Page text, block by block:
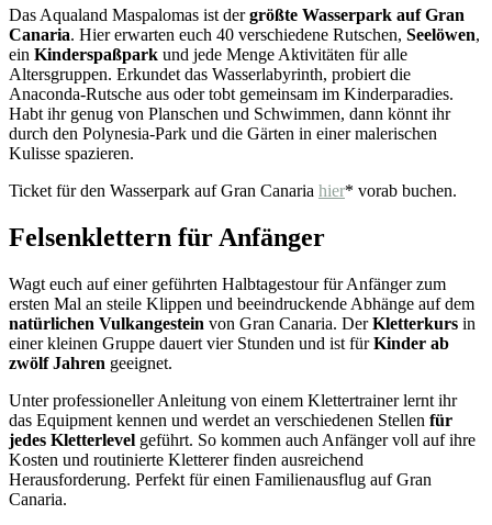
Das Aqualand Maspalomas ist dergrößte Wasserpark auf Gran
Canaria. Hier erwarten euch 40 verschiedene Rutschen, Seelöwen,
ein Kinderspaßpark und jede Menge Aktivitäten für alle
Altersgruppen. Erkundet das Wasserlabyrinth, probiert die
Anaconda-Rutsche aus oder tobt gemeinsam im Kinderparadies.
Habt ihr genug von Planschen und Schwimmen, dann könnt ihr
durch den Polynesia-Park und die Gärten in einer malerischen
Kulisse spazieren.
Ticket für den Wasserpark auf Gran Canaria hier* vorab buchen.
Felsenklettern für Anfänger
Wagt euch auf einer geführten Halbtagestour für Anfänger zum
ersten Mal an steile Klippen und beeindruckende Abhänge auf dem
natürlichen Vulkangestein von Gran Canaria. DerKletterkurs in
einer kleinen Gruppe dauert vier Stunden und ist fürKinder ab
zwölf Jahren geeignet.
Unter professioneller Anleitung von einem Klettertrainer lernt ihr
das Equipment kennen und werdet an verschiedenen Stellen für
jedes Kletterlevel geführt. So kommen auch Anfänger voll auf ihre
Kosten und routinierte Kletterer finden ausreichend
Herausforderung. Perfekt für einen Familienausflug auf Gran
Canaria.